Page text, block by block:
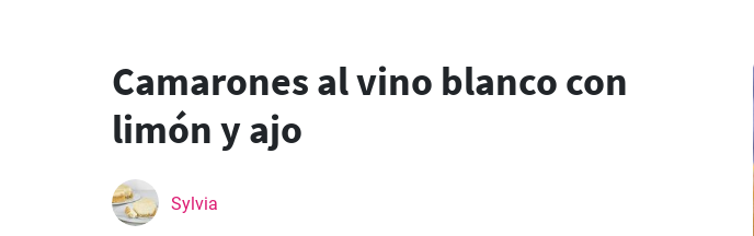
Camarones al vino blanco con
limón y ajo
Sylvia